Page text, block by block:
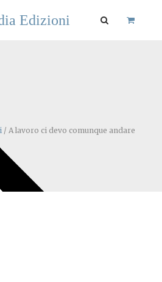
Edizioni
/ A lavoro ci devo comunque andare